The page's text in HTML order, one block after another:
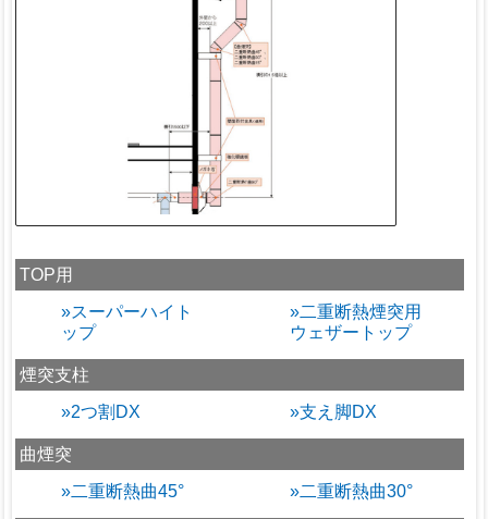
TOP用
»スーパーハイト
ップ
»二重断熱煙突用
ウェザートップ
煙突支柱
»2つ割DX
»支え脚DX
曲煙突
»二重断熱曲45°
»二重断熱曲30°